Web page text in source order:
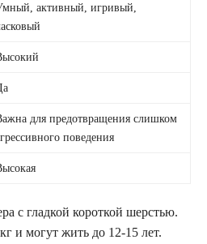
активный, игривый,
для предотвращения слишком
поведения
с гладкой короткой шерстью.
и могут жить до 12-15 лет.